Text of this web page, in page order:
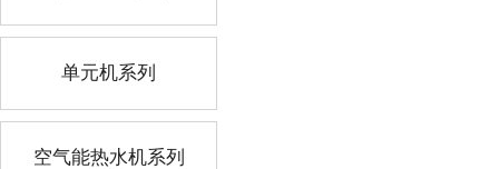
单元机系列
空气能热水机系列